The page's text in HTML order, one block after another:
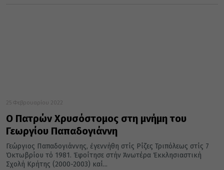
25 Φεβρουαρίου 2022
Ο Πατρών Χρυσόστομος στη μνήμη του
Γεωργίου Παπαδογιάννη
Γεώργιος Παπαδογιάννης, ἐγεννήθη στίς Ρίζες Τριπόλεως στίς 7
Ὀκτωβρίου τό 1981. Ἐφοίτησε στήν Ἀνωτέρα Ἐκκλησιαστική
Σχολή Κρήτης (2000-2003) καί...